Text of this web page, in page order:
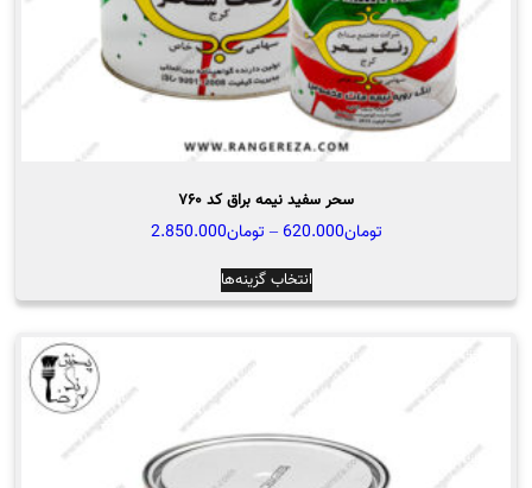
سحر سفید نیمه براق کد ۷۶۰
تومان620.000
– تومان2.850.000محدوده
تا
انتخاب گزینه‌هااین
محصول
مختلفی
می
باشد.